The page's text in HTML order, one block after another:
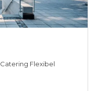
Catering Flexibel